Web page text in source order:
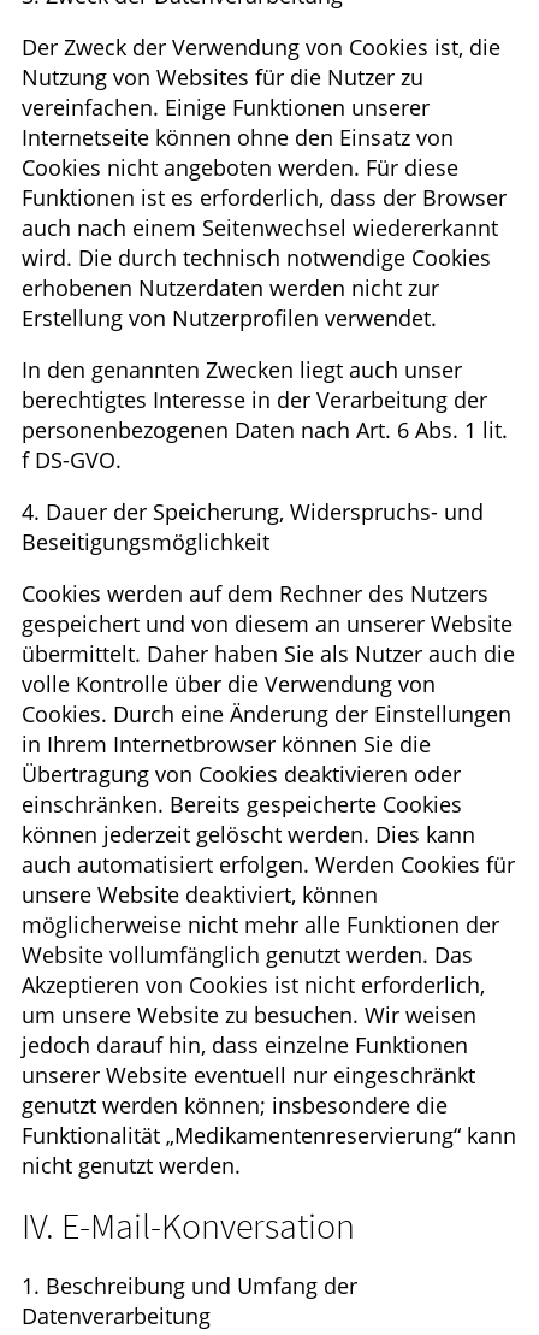
Der Zweck der Verwendung von Cookies ist, die
Nutzung von Websites für die Nutzer zu
vereinfachen. Einige Funktionen unserer
Internetseite können ohne den Einsatz von
Cookies nicht angeboten werden. Für diese
Funktionen ist es erforderlich, dass der Browser
auch nach einem Seitenwechsel wiedererkannt
wird. Die durch technisch notwendige Cookies
erhobenen Nutzerdaten werden nicht zur
Erstellung von Nutzerprofilen verwendet.
In den genannten Zwecken liegt auch unser
berechtigtes Interesse in der Verarbeitung der
personenbezogenen Daten nach Art. 6 Abs. 1 lit.
f DS-GVO.
4. Dauer der Speicherung, Widerspruchs- und
Beseitigungsmöglichkeit
Cookies werden auf dem Rechner des Nutzers
gespeichert und von diesem an unserer Website
übermittelt. Daher haben Sie als Nutzer auch die
volle Kontrolle über die Verwendung von
Cookies. Durch eine Änderung der Einstellungen
in Ihrem Internetbrowser können Sie die
Übertragung von Cookies deaktivieren oder
einschränken. Bereits gespeicherte Cookies
können jederzeit gelöscht werden. Dies kann
auch automatisiert erfolgen. Werden Cookies für
unsere Website deaktiviert, können
möglicherweise nicht mehr alle Funktionen der
Website vollumfänglich genutzt werden. Das
Akzeptieren von Cookies ist nicht erforderlich,
um unsere Website zu besuchen. Wir weisen
jedoch darauf hin, dass einzelne Funktionen
unserer Website eventuell nur eingeschränkt
genutzt werden können; insbesondere die
Funktionalität „Medikamentenreservierung“ kann
nicht genutzt werden.
IV. E-Mail-Konversation
1. Beschreibung und Umfang der
Datenverarbeitung